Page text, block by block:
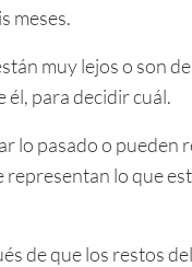
meses.
muy lejos o son
él, para decidir cuál.
lo pasado o pueden
lo que
de que los restos